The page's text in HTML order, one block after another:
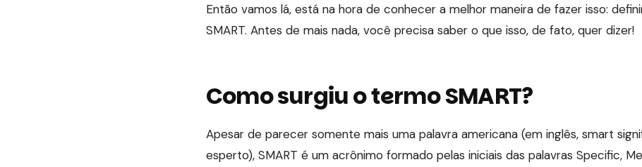
Então vamos lá, está na hora de conhecer a melhor maneira de fazer isso:
SMART. Antes de mais nada, você precisa saber o que isso, de fato, quer dizer!
Como surgiu o termo SMART?
Apesar de parecer somente mais uma palavra americana (em inglês, smart
esperto), SMART é um acrônimo formado pelas iniciais das palavras Specific,